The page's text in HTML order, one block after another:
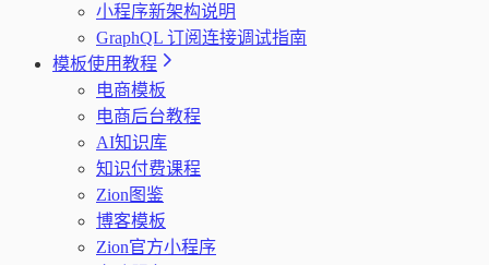
小程序新架构说明
GraphQL 订阅连接调试指南
模板使用教程
电商模板
电商后台教程
AI知识库
知识付费课程
Zion图鉴
博客模板
Zion官方小程序